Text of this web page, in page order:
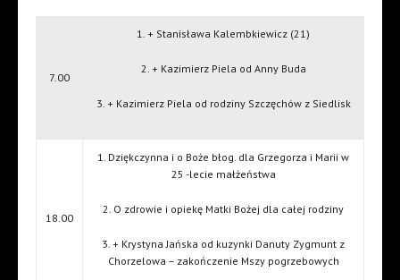
7.00
1. + Stanisława Kalembkiewicz (21)
2. + Kazimierz Piela od Anny Buda
3. + Kazimierz Piela od rodziny Szczęchów z Siedlisk
18.00
1. Dziękczynna i o Boże błog. dla Grzegorza i Marii w
25 -lecie małżeństwa
2. O zdrowie i opiekę Matki Bożej dla całej rodziny
3. + Krystyna Jańska od kuzynki Danuty Zygmunt z
Chorzelowa – zakończenie Mszy pogrzebowych